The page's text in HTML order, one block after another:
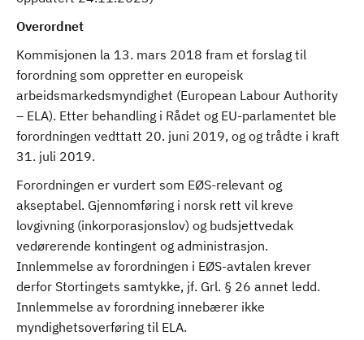
Overordnet
Kommisjonen la 13. mars 2018 fram et forslag til
forordning som oppretter en europeisk
arbeidsmarkedsmyndighet (European Labour Authority
– ELA). Etter behandling i Rådet og EU-parlamentet ble
forordningen vedttatt 20. juni 2019, og og trådte i kraft
31. juli 2019.
Forordningen er vurdert som EØS-relevant og
akseptabel. Gjennomføring i norsk rett vil kreve
lovgivning (inkorporasjonslov) og budsjettvedak
vedørerende kontingent og administrasjon.
Innlemmelse av forordningen i EØS-avtalen krever
derfor Stortingets samtykke, jf. Grl. § 26 annet ledd.
Innlemmelse av forordning innebærer ikke
myndighetsoverføring til ELA.